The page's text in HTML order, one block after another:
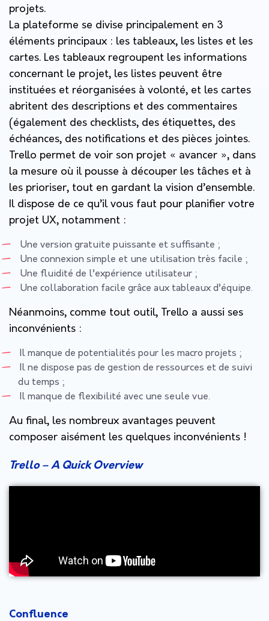
projets.
La plateforme se divise principalement en 3
éléments principaux : les tableaux, les listes et les
cartes. Les tableaux regroupent les informations
concernant le projet, les listes peuvent être
instituées et réorganisées à volonté, et les cartes
abritent des descriptions et des commentaires
(également des checklists, des étiquettes, des
échéances, des notifications et des pièces jointes.
Trello permet de voir son projet « avancer », dans
la mesure où il pousse à découper les tâches et à
les prioriser, tout en gardant la vision d’ensemble.
Il dispose de ce qu’il vous faut pour planifier votre
projet UX, notamment :
Une version gratuite puissante et suffisante ;
Une connexion simple et une utilisation très facile ;
Une fluidité de l’expérience utilisateur ;
Une collaboration facile grâce aux tableaux d’équipe.
Néanmoins, comme tout outil, Trello a aussi ses
inconvénients :
Il manque de potentialités pour les macro projets ;
Il ne dispose pas de gestion de ressources et de suivi
du temps ;
Il manque de flexibilité avec une seule vue.
Au final, les nombreux avantages peuvent
composer aisément les quelques inconvénients !
Trello – A Quick Overview
Confluence